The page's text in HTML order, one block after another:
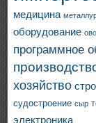
медицина
оборудование
программное
хозяйство
судостроение сыр
электроника